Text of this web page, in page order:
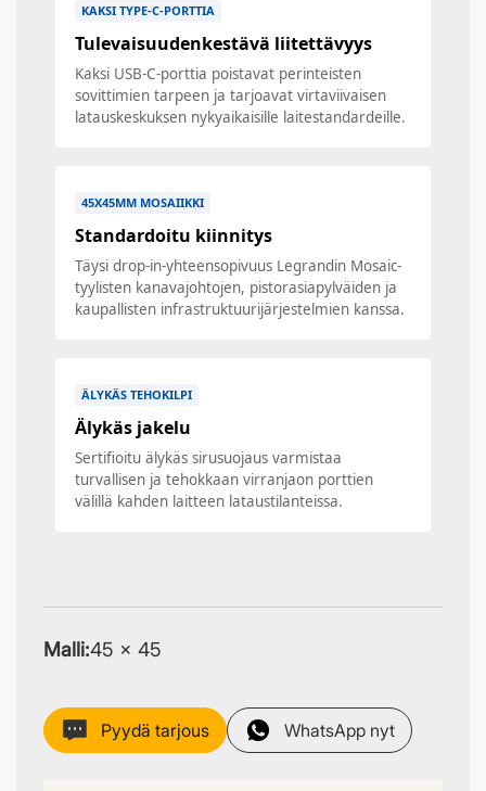
KAKSI TYPE-C-PORTTIA
Tulevaisuudenkestävä liitettävyys
Kaksi USB-C-porttia poistavat perinteisten
sovittimien tarpeen ja tarjoavat virtaviivaisen
latauskeskuksen nykyaikaisille laitestandardeille.
45X45MM MOSAIIKKI
Standardoitu kiinnitys
Täysi drop-in-yhteensopivuus Legrandin Mosaic-
tyylisten kanavajohtojen, pistorasiapylväiden ja
kaupallisten infrastruktuurijärjestelmien kanssa.
ÄLYKÄS TEHOKILPI
Älykäs jakelu
Sertifioitu älykäs sirusuojaus varmistaa
turvallisen ja tehokkaan virranjaon porttien
välillä kahden laitteen lataustilanteissa.
Malli:45 × 45
Pyydä tarjous WhatsApp nyt